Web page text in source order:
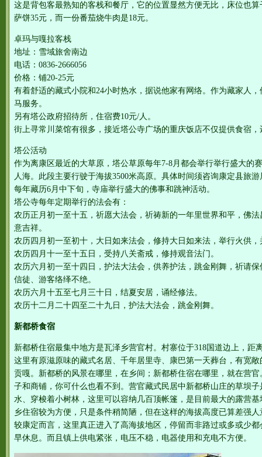
这是背包客最熟知的客栈和餐厅，它的位置显然方便无比，床位也
萨饼35元，而一份番茄烧牛肉是18元。
卓玛与嘎拉客栈
地址：雪域旅舍南边
电话：0836-2666056
价格：铺20-25元
有着舒适的藏式小院和24小时热水，据说他家有网络。作为藏家人
马服务。
另有塔公政府招待所，住宿费10元/人。
街上寻常川菜馆有很多，接近塔公寺广场的重庆饭店不仅提供食宿
塔公活动
作为离康区最近的大草原，塔公草原每年7-8月都会举行举行盛大的
人海。此段主要行驶于海拔3500米高原。具体时间须咨询康定县旅
每年藏历6月中下旬，寺庙举行盛大的佛事和跳神活动。
塔公寺每年定期举行的法会有：
农历正月初一至十五，祈愿大法会，祈祷新的一年里世界和平，佛
意吉祥。
农历四月初一至初十，大日如来法会，修持大日如来法，举行火供
农历四月十一至十五日，受持八关斋戒，修持观音法门。
农历六月初一至十四日，护法大法会，供养护法，跳金刚舞，祈请
信徒、游客络绎不绝。
农历六月十五至七月三十日，结夏安居，诵经修法。
农历十二月二十四至二十九日，护法大法会，跳金刚舞。
新都桥食宿
新都桥住宿最集中地方是瓦泽乡营官村。村寨位于318国道边上，距
这里有原滋原味的藏式名居、千年居里寺、康巴第一天葬台，有宽
贡嘎。新都桥的风景在哪里，在乡间；新都桥住宿在哪里，就在营
子和商铺，你可什么也看不到。营官藏式民居中新都桥山庄的草坝
水、穿梭着小树林，这里可以容纳几百顶帐篷，是目前最大的露营
乡住宿较为方便，只是条件稍简陋，但在这样的海拔高度已算差强人
较康定而言，这里真正进入了高海拔地区，停留而非路过或多或少
早休息。而且镇上供电紧张，电压不稳，电器使用和充电不方便。